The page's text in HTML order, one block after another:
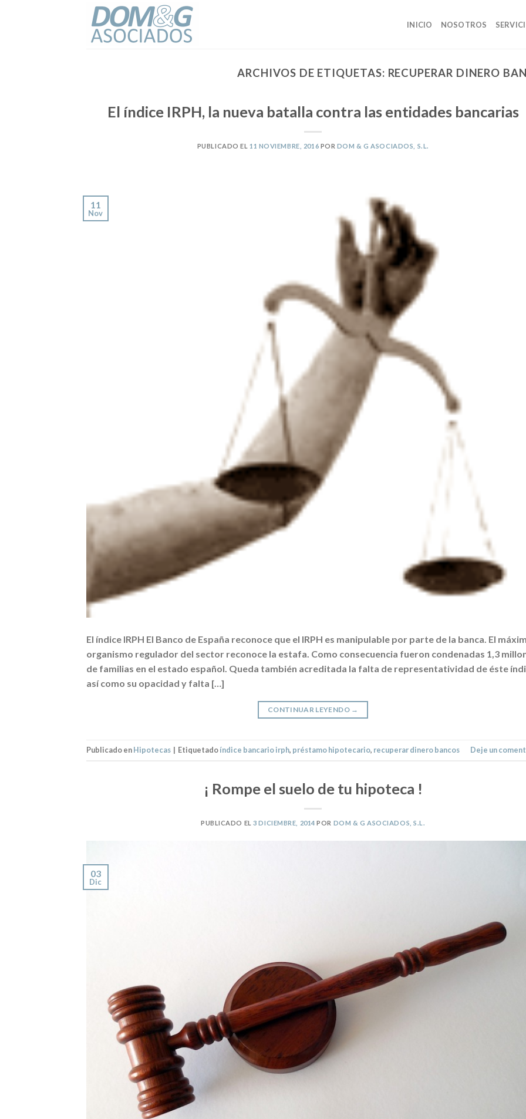
INICIO NOSOTROS
ARCHIVOS DE ETIQUETAS: RECUPERAR DINERO
El índice IRPH, la nueva batalla contra las entidades bancarias
PUBLICADO EL 11 NOVIEMBRE, 2016 POR DOM & G ASOCIADOS, S.L.
11
Nov
El índice IRPH El Banco de España reconoce que el IRPH es manipulable por parte de la banca. El
organismo regulador del sector reconoce la estafa. Como consecuencia fueron condenadas 1,3
de familias en el estado español. Queda también acreditada la falta de representatividad de éste
así como su opacidad y falta […]
CONTINUAR LEYENDO →
Publicado enHipotecas | Etiquetadoíndice bancario irph, préstamo hipotecario, recuperar dinero bancos Deje un
¡ Rompe el suelo de tu hipoteca !
PUBLICADO EL3 DICIEMBRE, 2014 POR DOM & G ASOCIADOS, S.L.
03
Dic